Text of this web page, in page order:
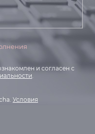
и согласен с
.
Условия